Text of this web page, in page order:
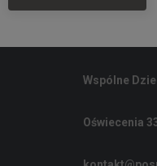
Wspólne
Oświecenia